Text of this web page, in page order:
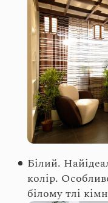
Білий.
колір.
білому тлі